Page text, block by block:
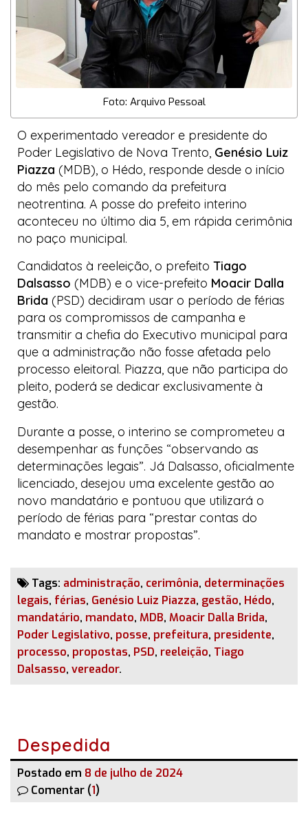
Foto: Arquivo Pessoal
O experimentado vereador e presidente do
Poder Legislativo de Nova Trento, Genésio Luiz
Piazza (MDB), o Hédo, responde desde o início
do mês pelo comando da prefeitura
neotrentina. A posse do prefeito interino
aconteceu no último dia 5, em rápida cerimônia
no paço municipal.
Candidatos à reeleição, o prefeito Tiago
Dalsasso (MDB) e o vice-prefeito Moacir Dalla
Brida (PSD) decidiram usar o período de férias
para os compromissos de campanha e
transmitir a chefia do Executivo municipal para
que a administração não fosse afetada pelo
processo eleitoral. Piazza, que não participa do
pleito, poderá se dedicar exclusivamente à
gestão.
Durante a posse, o interino se comprometeu a
desempenhar as funções “observando as
determinações legais”. Já Dalsasso, oficialmente
licenciado, desejou uma excelente gestão ao
novo mandatário e pontuou que utilizará o
período de férias para “prestar contas do
mandato e mostrar propostas”.
Tags: administração, cerimônia, determinações
legais, férias, Genésio Luiz Piazza, gestão, Hédo,
mandatário, mandato, MDB, Moacir Dalla Brida,
Poder Legislativo, posse, prefeitura, presidente,
processo, propostas, PSD, reeleição, Tiago
Dalsasso, vereador.
Despedida
Postado em 8 de julho de 2024
Comentar (1)